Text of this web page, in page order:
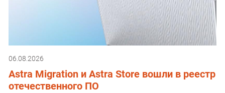
06.08.2026
Astra Migration и Astra Store вошли в реестр
отечественного ПО